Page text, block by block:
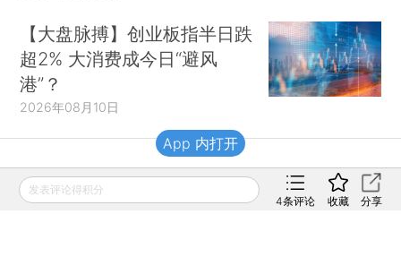
【大盘脉搏】创业板指半日跌
超2% 大消费成今日“避风
港”？
2026年08月10日
财新移动
发表评论得积分
4条评论 收藏 分享
App 内打开